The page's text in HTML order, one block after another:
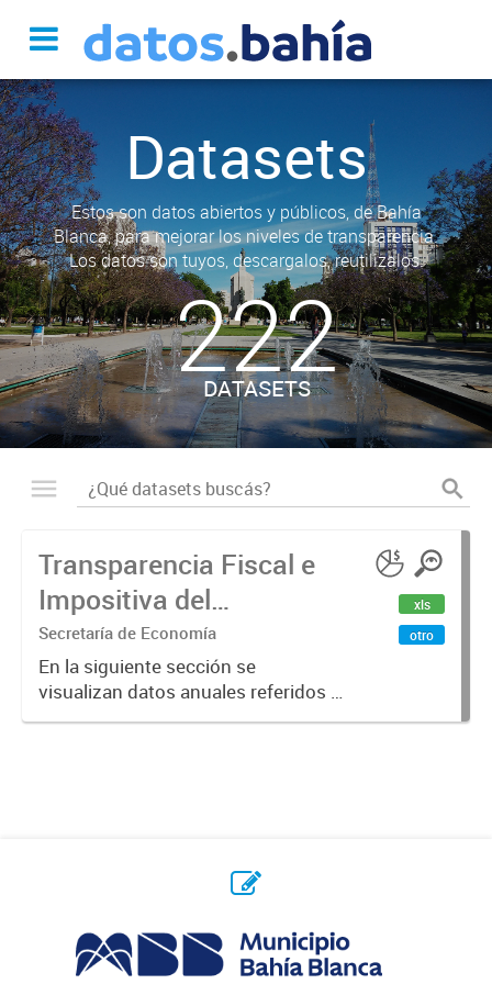
Datasets
Estos son datos abiertos y públicos, de Bahía
Blanca, para mejorar los niveles de transparencia.
Los datos son tuyos, descargalos, reutilizalos.
222
DATASETS
Transparencia Fiscal e
Impositiva del
Municipio. Año 2023
Secretaría de Economía
En la siguiente sección se
visualizan datos anuales referidos a
la transparencia fiscal e impositiva
xls
otro